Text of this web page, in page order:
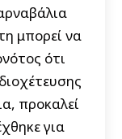
μπορεί να
ότι
προκαλεί
για